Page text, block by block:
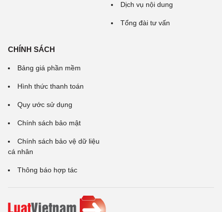
Dịch vụ nội dung
Tổng đài tư vấn
CHÍNH SÁCH
Bảng giá phần mềm
Hình thức thanh toán
Quy ước sử dụng
Chính sách bảo mật
Chính sách bảo vệ dữ liệu
cá nhân
Thông báo hợp tác